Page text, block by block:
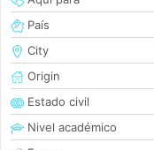
País
City
Origin
Estado civil
Nivel académico